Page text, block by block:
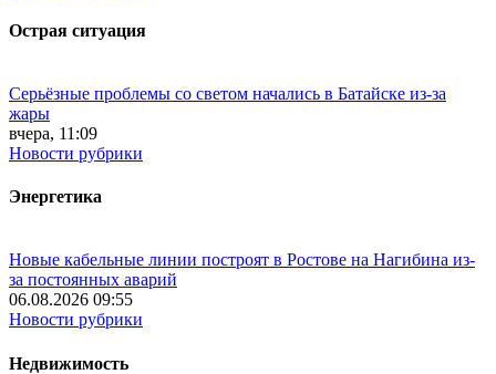
Острая ситуация
Серьёзные проблемы со светом начались в Батайске из-за
жары
вчера, 11:09
Новости рубрики
Энергетика
Новые кабельные линии построят в Ростове на Нагибина из-
за постоянных аварий
06.08.2026 09:55
Новости рубрики
Недвижимость